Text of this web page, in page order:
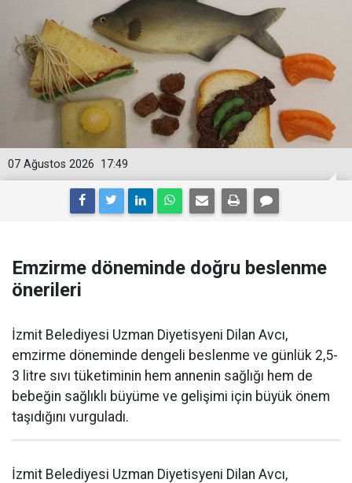
17:49
07 Ağustos 2026
Emzirme döneminde doğru beslenme
önerileri
İzmit Belediyesi Uzman Diyetisyeni Dilan Avcı,
emzirme döneminde dengeli beslenme ve günlük 2,5-
3 litre sıvı tüketiminin hem annenin sağlığı hem de
bebeğin sağlıklı büyüme ve gelişimi için büyük önem
taşıdığını vurguladı.
İzmit Belediyesi Uzman Diyetisyeni Dilan Avcı,